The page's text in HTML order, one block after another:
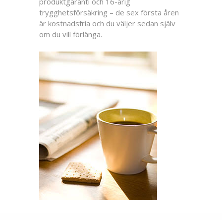
trygghetsförsäkring – de sex första åren
är kostnadsfria och du väljer sedan själv
om du vill förlänga.